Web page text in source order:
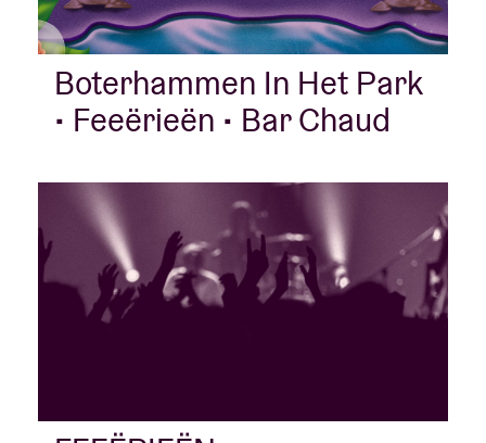
Boterhammen In Het Park
• Feeërieën • Bar Chaud